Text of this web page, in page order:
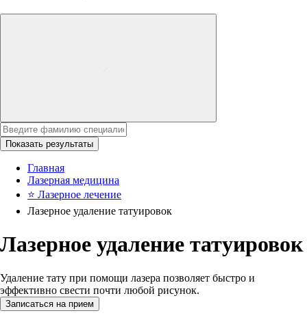
Показать результаты
Главная
Лазерная медицина
⭐ Лазерное лечение
Лазерное удаление татуировок
Лазерное удаление татуировок
Удаление тату при помощи лазера позволяет быстро и
эффективно свести почти любой рисунок.
Записаться на прием